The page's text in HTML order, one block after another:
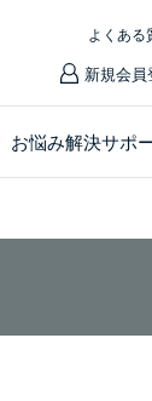
よくある
新規会員
お悩み解決サポ